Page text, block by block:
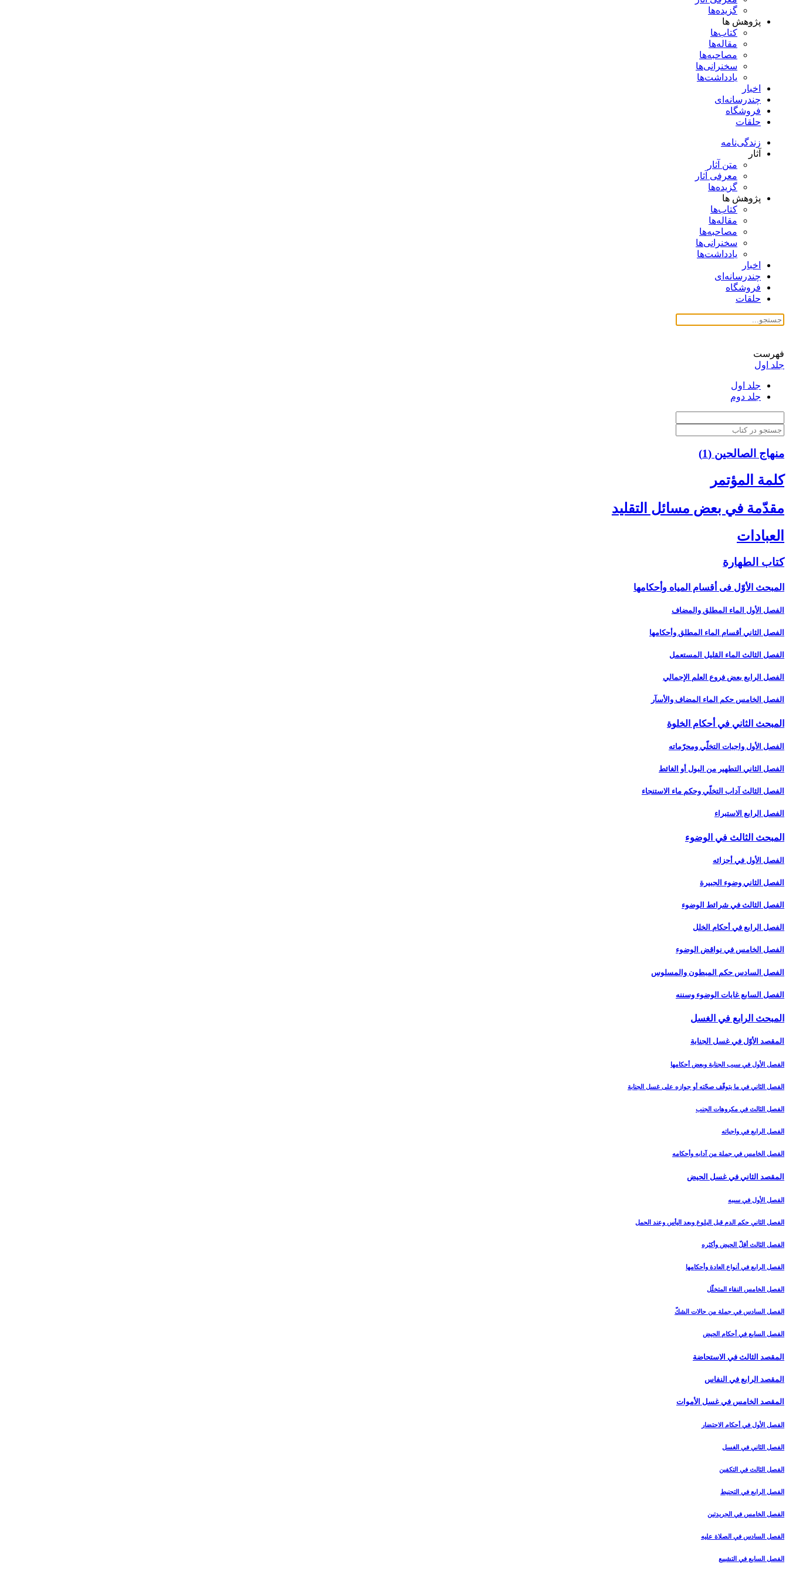
گزیده‌ها
پژوهش ها
کتاب‌ها
مقاله‌ها
مصاحبه‌ها
سخنرانی‌ها
یادداشت‌ها
اخبار
چندرسانه‌ای
فروشگاه
حلقات
زندگی‌نامه
آثار
متن آثار
معرفی آثار
گزیده‌ها
پژوهش ها
کتاب‌ها
مقاله‌ها
مصاحبه‌ها
سخنرانی‌ها
یادداشت‌ها
اخبار
چندرسانه‌ای
فروشگاه
حلقات
فهرست
جلد اول
جلد اول
جلد دوم
منهاج الصالحین (1)
كلمة المؤتمر
مقدّمة في بعض مسائل التقليد
العبادات‏
كتاب الطهارة
المبحث الأوّل فى أقسام المياه وأحكامها
الفصل الأول الماء المطلق والمضاف‏
الفصل الثاني أقسام الماء المطلق وأحكامها
الفصل الثالث الماء القليل المستعمل‏
الفصل الرابع بعض فروع العلم الإجمالي‏
الفصل الخامس حكم الماء المضاف والأسآر
المبحث الثاني في أحكام الخلوة
الفصل الأول واجبات التخلّي ومحرّماته‏
الفصل الثاني التطهير من البول أو الغائط
الفصل الثالث آداب التخلّي وحكم ماء الاستنجاء
الفصل الرابع الاستبراء
المبحث الثالث في الوضوء
الفصل الأول في أجزائه‏
الفصل الثاني وضوء الجبيرة
الفصل الثالث في شرائط الوضوء
الفصل الرابع في أحكام الخلل
الفصل الخامس في نواقض الوضوء
الفصل السادس حكم المبطون والمسلوس‏
الفصل السابع غايات الوضوء وسننه‏
المبحث الرابع في الغسل‏
المقصد الأوّل في غسل الجنابة
الفصل الأول في سبب الجنابة وبعض أحكامها
الفصل الثاني في ما يتوقّف صحّته أو جوازه على غسل الجنابة
الفصل الثالث في مكروهات الجنب‏
الفصل الرابع في واجباته
الفصل الخامس في جملة من آدابه وأحكامه‏
المقصد الثاني في غسل الحيض‏
الفصل الأول في سببه
الفصل الثاني حكم الدم قبل البلوغ وبعد اليأس وعند الحمل‏
الفصل الثالث أقلّ الحيض وأكثره‏
الفصل الرابع في أنواع العادة وأحكامها
الفصل الخامس النقاء المتخلّل‏
الفصل السادس في جملة من حالات الشكّ‏
الفصل السابع في أحكام الحيض
المقصد الثالث في الاستحاضة
المقصد الرابع في النفاس‏
المقصد الخامس في غسل الأموات‏
الفصل الأول في أحكام الاحتضار
الفصل الثاني في الغسل
الفصل الثالث في التكفين
الفصل الرابع‏ في التحنيط
الفصل الخامس في الجريدتين
الفصل السادس في الصلاة عليه
الفصل السابع في التشييع